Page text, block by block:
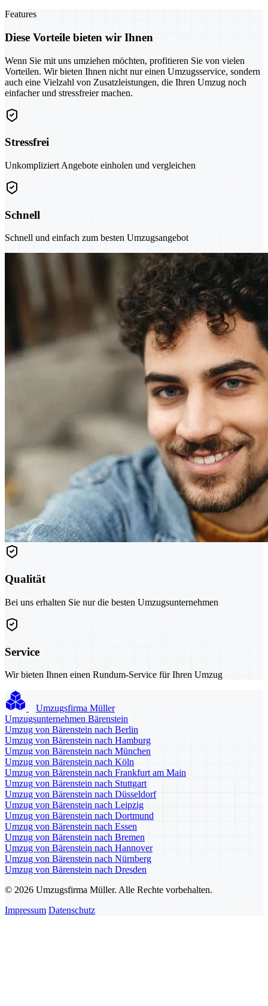
Features
Diese Vorteile bieten wir Ihnen
Wenn Sie mit uns umziehen möchten, profitieren Sie von vielen
Vorteilen. Wir bieten Ihnen nicht nur einen Umzugsservice, sondern
auch eine Vielzahl von Zusatzleistungen, die Ihren Umzug noch
einfacher und stressfreier machen.
Stressfrei
Unkompliziert Angebote einholen und vergleichen
Schnell
Schnell und einfach zum besten Umzugsangebot
Qualität
Bei uns erhalten Sie nur die besten Umzugsunternehmen
Service
Wir bieten Ihnen einen Rundum-Service für Ihren Umzug
Umzugsfirma Müller
Umzugsunternehmen Bärenstein
Umzug von Bärenstein nach Berlin
Umzug von Bärenstein nach Hamburg
Umzug von Bärenstein nach München
Umzug von Bärenstein nach Köln
Umzug von Bärenstein nach Frankfurt am Main
Umzug von Bärenstein nach Stuttgart
Umzug von Bärenstein nach Düsseldorf
Umzug von Bärenstein nach Leipzig
Umzug von Bärenstein nach Dortmund
Umzug von Bärenstein nach Essen
Umzug von Bärenstein nach Bremen
Umzug von Bärenstein nach Hannover
Umzug von Bärenstein nach Nürnberg
Umzug von Bärenstein nach Dresden
© 2026 Umzugsfirma Müller. Alle Rechte vorbehalten.
Impressum Datenschutz